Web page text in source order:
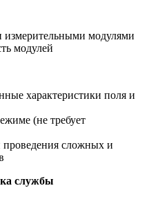
модулями
модулей
характеристики поля и
(не требует
сложных и
службы